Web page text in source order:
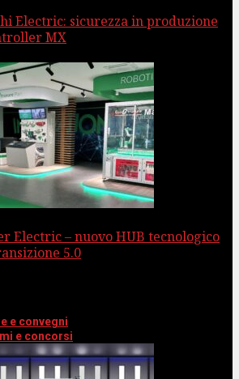
Electric: sicurezza in produzione
MX
Electric – nuovo HUB tecnologico
5.0
e convegni
e concorsi